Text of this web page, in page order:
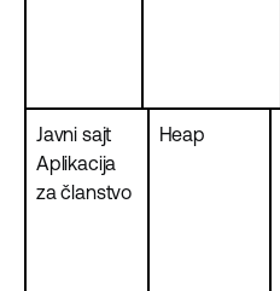
Javni sajt
Aplikacija
za članstvo
Heap